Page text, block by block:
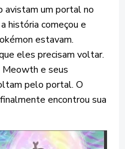
avistam um portal no
história começou e
estavam.
eles precisam voltar.
Meowth e seus
pelo portal. O
encontrou sua